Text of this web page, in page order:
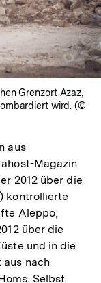
Grenzort Azaz,
wird. (©
aus
Magazin
2012 über die
kontrollierte
Aleppo;
über die
und in die
nach
Selbst